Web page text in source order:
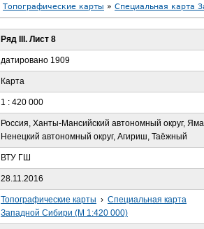
Топографические карты » Специальная карта
Ряд III. Лист 8
датировано 1909
Карта
1 : 420 000
Россия, Ханты-Мансийский автономный округ,
Ненецкий автономный округ, Агириш, Таёжный
ВТУ ГШ
28.11.2016
Топографические карты › Специальная карта
Западной Сибири (М 1:420 000)